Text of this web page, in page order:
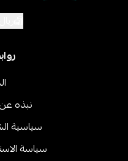
نبذه
سياسية
سياسة